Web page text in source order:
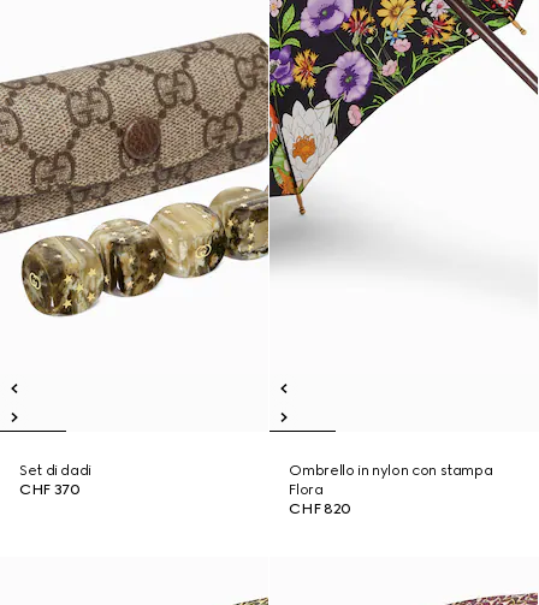
Set di dadi
CHF 370
Ombrello in nylon con stampa
Flora
CHF 820